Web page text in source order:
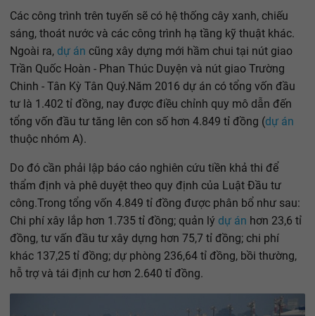
Các công trình trên tuyến sẽ có hệ thống cây xanh, chiếu
sáng, thoát nước và các công trình hạ tầng kỹ thuật khác.
Ngoài ra, dự án cũng xây dựng mới hầm chui tại nút giao
Trần Quốc Hoàn - Phan Thúc Duyện và nút giao Trường
Chinh - Tân Kỳ Tân Quý.Năm 2016 dự án có tổng vốn đầu
tư là 1.402 tỉ đồng, nay được điều chỉnh quy mô dẫn đến
tổng vốn đầu tư tăng lên con số hơn 4.849 tỉ đồng (dự án
thuộc nhóm A).
Do đó cần phải lập báo cáo nghiên cứu tiền khả thi để
thẩm định và phê duyệt theo quy định của Luật Đầu tư
công.Trong tổng vốn 4.849 tỉ đồng được phân bổ như sau:
Chi phí xây lắp hơn 1.735 tỉ đồng; quản lý dự án hơn 23,6 tỉ
đồng, tư vấn đầu tư xây dựng hơn 75,7 tỉ đồng; chi phí
khác 137,25 tỉ đồng; dự phòng 236,64 tỉ đồng, bồi thường,
hỗ trợ và tái định cư hơn 2.640 tỉ đồng.